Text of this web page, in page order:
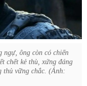
ngự, ông còn có chiến
chết kẻ thù, xứng đáng
thủ vững chắc. (Ảnh: